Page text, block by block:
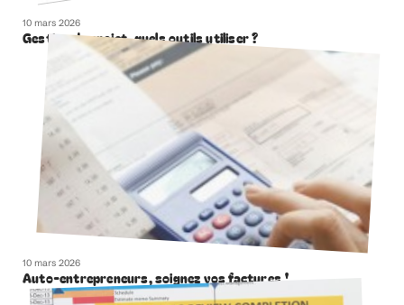
10 mars 2026
Gestion de projet, quels outils utiliser ?
10 mars 2026
Auto-entrepreneurs, soignez vos factures !